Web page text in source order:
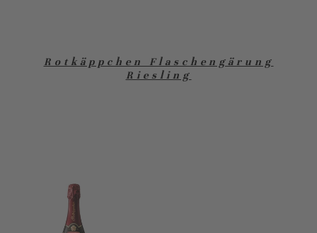
Rotkäppchen Flaschengärung
Riesling